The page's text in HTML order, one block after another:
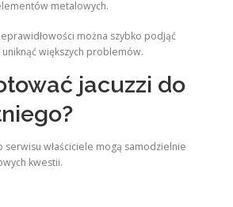
metalowych.
można szybko podjąć
większych problemów.
jacuzzi do
właściciele mogą samodzielnie
kwestii.